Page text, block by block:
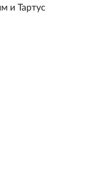
и Тартус